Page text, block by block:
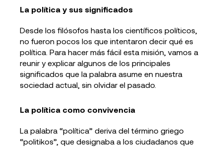
La política y sus significados
Desde los filósofos hasta los científicos políticos,
no fueron pocos los que intentaron decir qué es
política. Para hacer más fácil esta misión, vamos a
reunir y explicar algunos de los principales
significados que la palabra asume en nuestra
sociedad actual, sin olvidar el pasado.
La política como convivencia
La palabra “política” deriva del término griego
“politikos”, que designaba a los ciudadanos que